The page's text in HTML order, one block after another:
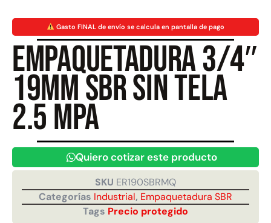
Gasto FINAL de envío se calcula en pantalla de pago
Empaquetadura 3/4″
19mm SBR sin tela
2.5 MPA
Quiero cotizar este producto
SKU ER190SBRMQ
Categorías Industrial, Empaquetadura SBR
Tags Precio protegido
Juego Modular 40
$4.859.984 $9.558.557
$4.790.000
Agregar al carrito